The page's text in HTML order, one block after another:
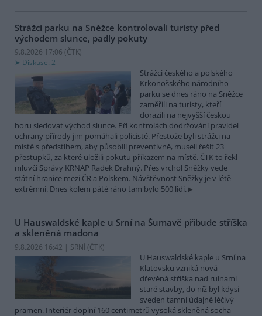
Strážci parku na Sněžce kontrolovali turisty před
východem slunce, padly pokuty
9.8.2026 17:06 (ČTK)
Diskuse: 2
Strážci českého a polského
Krkonošského národního
parku se dnes ráno na Sněžce
zaměřili na turisty, kteří
dorazili na nejvyšší českou
horu sledovat východ slunce. Při kontrolách dodržování pravidel
ochrany přírody jim pomáhali policisté. Přestože byli strážci na
místě s předstihem, aby působili preventivně, museli řešit 23
přestupků, za které uložili pokutu příkazem na místě. ČTK to řekl
mluvčí Správy KRNAP Radek Drahný. Přes vrchol Sněžky vede
státní hranice mezi ČR a Polskem. Návštěvnost Sněžky je v létě
extrémní. Dnes kolem páté ráno tam bylo 500 lidí.
U Hauswaldské kaple u Srní na Šumavě přibude stříška
a skleněná madona
9.8.2026 16:42 | SRNÍ (ČTK)
U Hauswaldské kaple u Srní na
Klatovsku vzniká nová
dřevěná stříška nad ruinami
staré stavby, do níž byl kdysi
sveden tamní údajně léčivý
pramen. Interiér doplní 160 centimetrů vysoká skleněná socha